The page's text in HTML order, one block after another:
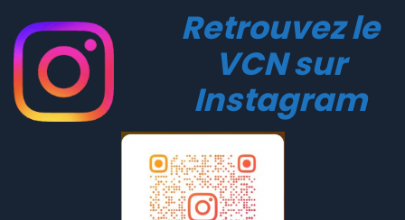
Retrouvez le
VCN sur
Instagram